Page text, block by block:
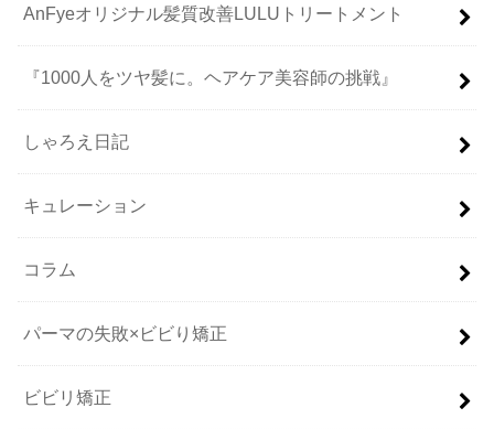
AnFyeオリジナル髪質改善LULUトリートメント
『1000人をツヤ髪に。ヘアケア美容師の挑戦』
しゃろえ日記
キュレーション
コラム
パーマの失敗×ビビり矯正
ビビリ矯正